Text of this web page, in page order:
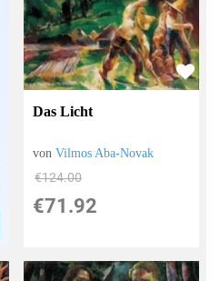
Das Licht
vonVilmos Aba-Novak
€124.00
€71.92